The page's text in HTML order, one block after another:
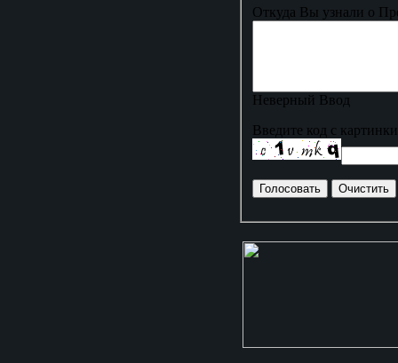
Откуда Вы узнали о
Неверный Ввод
Введите код с картинки